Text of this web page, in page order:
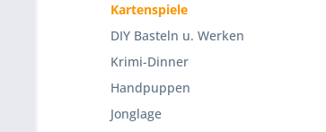
Kartenspiele
DIY Basteln u. Werken
Krimi-Dinner
Handpuppen
Jonglage